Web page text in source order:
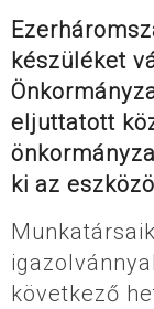
készüléket
eljuttatott
ki az
következő